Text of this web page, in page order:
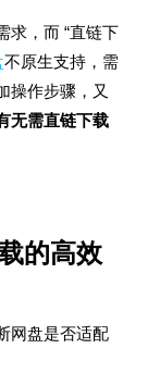
求，而 “直链下
不原生支持，需
操作步骤，又
无需直链下载
的高效
网盘是否适配